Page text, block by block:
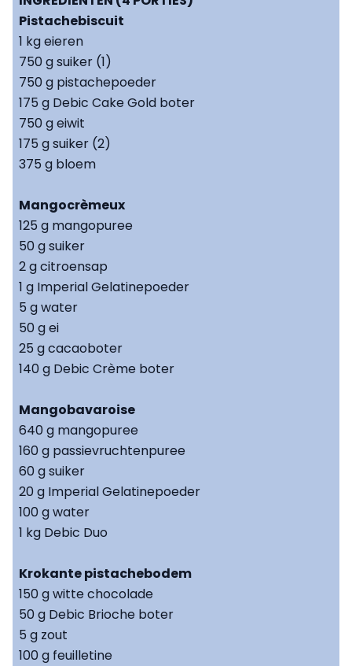
Pistachebiscuit
1 kg eieren
750 g suiker (1)
750 g pistachepoeder
175 g Debic Cake Gold boter
750 g eiwit
175 g suiker (2)
375 g bloem
Mangocrèmeux
125 g mangopuree
50 g suiker
2 g citroensap
1 g Imperial Gelatinepoeder
5 g water
50 g ei
25 g cacaoboter
140 g Debic Crème boter
Mangobavaroise
640 g mangopuree
160 g passievruchtenpuree
60 g suiker
20 g Imperial Gelatinepoeder
100 g water
1 kg Debic Duo
Krokante pistachebodem
150 g witte chocolade
50 g Debic Brioche boter
5 g zout
100 g feuilletine